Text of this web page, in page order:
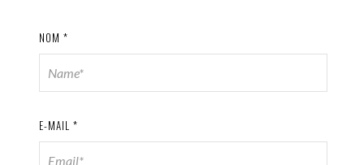
NOM *
E-MAIL *